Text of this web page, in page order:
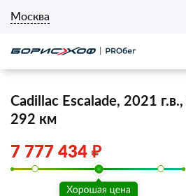
Москва
Cadillac Escalade, 2021
292 км
7 777 434 ₽